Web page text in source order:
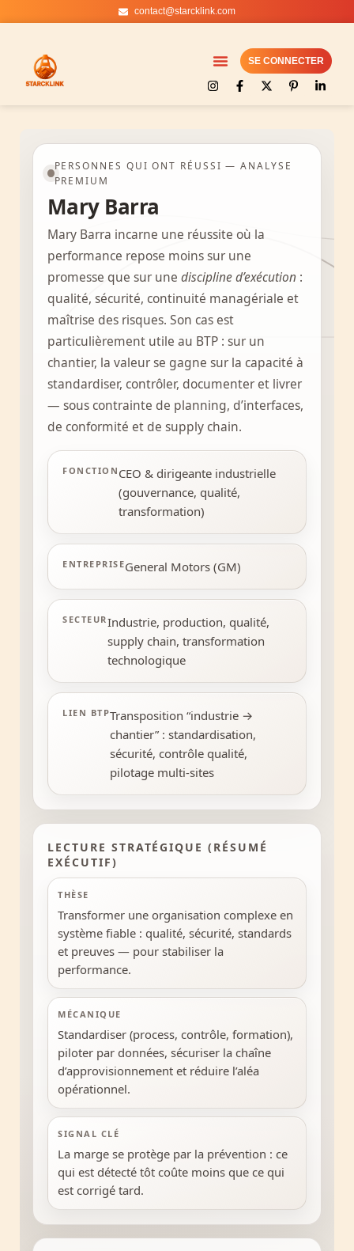
contenu
contact@starcklink.com
SE CONNECTER
PERSONNES QUI ONT RÉUSSI — ANALYSE
PREMIUM
Mary Barra
Mary Barra incarne une réussite où la
performance repose moins sur une
promesse que sur une discipline d’exécution :
qualité, sécurité, continuité managériale et
maîtrise des risques. Son cas est
particulièrement utile au BTP : sur un
chantier, la valeur se gagne sur la capacité à
standardiser, contrôler, documenter et livrer
— sous contrainte de planning, d’interfaces,
de conformité et de supply chain.
FONCTION CEO & dirigeante industrielle
(gouvernance, qualité,
transformation)
ENTREPRISEGeneral Motors (GM)
SECTEURIndustrie, production, qualité,
supply chain, transformation
technologique
LIEN BTPTransposition “industrie →
chantier” : standardisation,
sécurité, contrôle qualité,
pilotage multi-sites
LECTURE STRATÉGIQUE (RÉSUMÉ
EXÉCUTIF)
THÈSE
Transformer une organisation complexe en
système fiable : qualité, sécurité, standards
et preuves — pour stabiliser la
performance.
MÉCANIQUE
Standardiser (process, contrôle, formation),
piloter par données, sécuriser la chaîne
d’approvisionnement et réduire l’aléa
opérationnel.
SIGNAL CLÉ
La marge se protège par la prévention : ce
qui est détecté tôt coûte moins que ce qui
est corrigé tard.